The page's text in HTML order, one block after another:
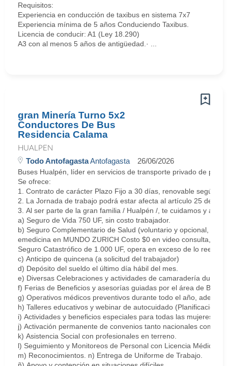
Requisitos:
Experiencia en conducción de taxibus en sistema 7x7
Experiencia mínima de 5 años Conduciendo Taxibus.
Licencia de conducir: A1 (Ley 18.290)
A3 con al menos 5 años de antigüedad.· ...
gran Minería Turno 5x2
Conductores De Bus
Residencia Calama
HUALPEN
Todo AntofagastaAntofagasta 26/06/2026
Buses Hualpén, líder en servicios de transporte privado de
Se ofrece:
1. Contrato de carácter Plazo Fijo a 30 días, renovable según
2. La Jornada de trabajo podrá estar afecta al artículo 25 del
3. Al ser parte de la gran familia / Hualpén /, te cuidamos y
a) Seguro de Vida 750 UF, sin costo trabajador.
b) Seguro Complementario de Salud (voluntario y opcional, de
emedicina en MUNDO ZURICH Costo $0 en video consulta,
Seguro Catastrófico de 1.000 UF, opera en exceso de lo
c) Anticipo de quincena (a solicitud del trabajador)
d) Depósito del sueldo el último día hábil del mes.
e) Diversas Celebraciones y actividades de camaradería
f) Ferias de Beneficios y asesorías guiadas por el área de
g) Operativos médicos preventivos durante todo el año,
h) Talleres educativos y webinar de autocuidado (Planificación
i) Actividades y beneficios especiales para todas las mujeres
j) Activación permanente de convenios tanto nacionales como
k) Asistencia Social con profesionales en terreno.
l) Seguimiento y Monitoreos de Personal con Licencia Médica.
m) Reconocimientos. n) Entrega de Uniforme de Trabajo.